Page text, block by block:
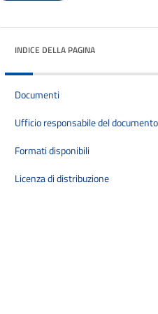
INDICE DELLA PAGINA
Documenti
Ufficio responsabile del documento
Formati disponibili
Licenza di distribuzione